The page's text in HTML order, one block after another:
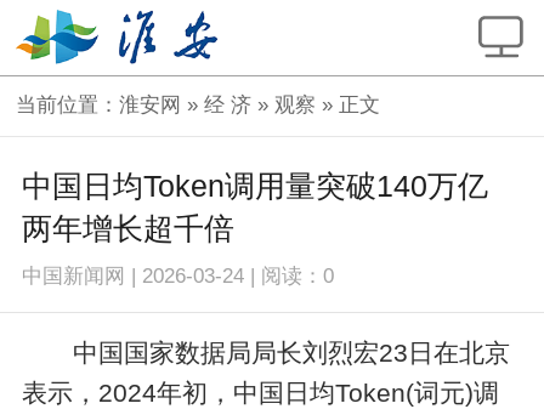
当前位置：淮安网 »经 济 » 观察 » 正文
中国日均Token调用量突破140万亿
两年增长超千倍
中国新闻网 | 2026-03-24 | 阅读：0
中国国家数据局局长刘烈宏23日在北京
表示，2024年初，中国日均Token(词元)调